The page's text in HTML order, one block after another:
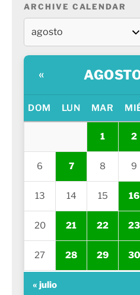
ARCHIVE CALENDAR
«
DOM LUN MAR
1 2
6 7 8 9
13 14 15 16
20 21 22 23
27 28 29 30
« julio